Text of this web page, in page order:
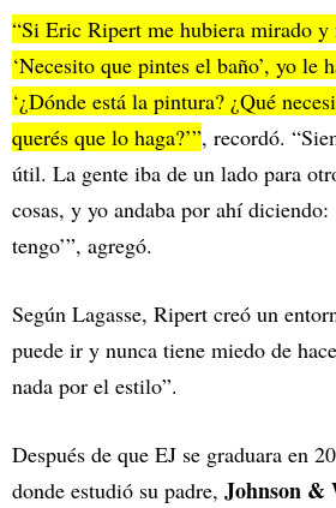
“Si Eric Ripert me hubiera mirado y
‘Necesito que pintes el baño’, yo le
‘¿Dónde está la pintura? ¿Qué
querés que lo haga?’”, recordó.
útil. La gente iba de un lado para
cosas, y yo andaba por ahí
tengo’”, agregó.
Según Lagasse, Ripert creó un
puede ir y nunca tiene miedo de
nada por el estilo”.
Después de que EJ se graduara en
donde estudió su padre, Johnson &